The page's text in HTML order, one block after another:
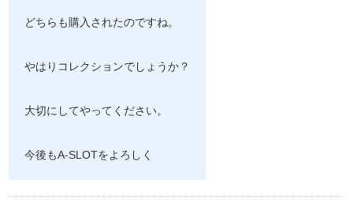
どちらも購入されたのですね。
やはりコレクションでしょうか？
大切にしてやってください。
今後もA-SLOTをよろしく